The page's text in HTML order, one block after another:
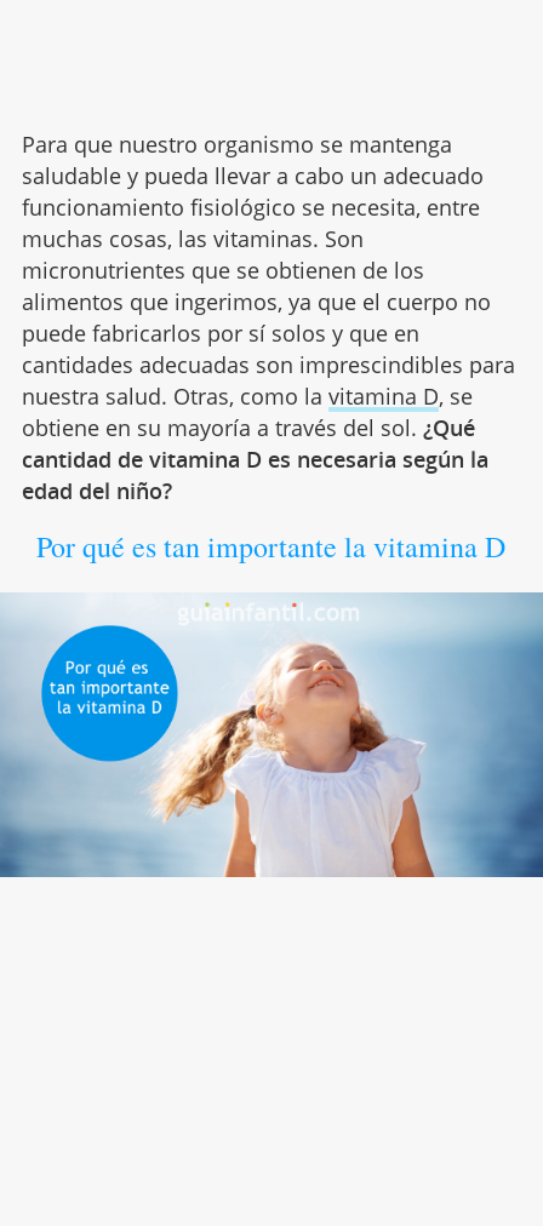
Para que nuestro organismo se mantenga
saludable y pueda llevar a cabo un adecuado
funcionamiento fisiológico se necesita, entre
muchas cosas, las vitaminas. Son
micronutrientes que se obtienen de los
alimentos que ingerimos, ya que el cuerpo no
puede fabricarlos por sí solos y que en
cantidades adecuadas son imprescindibles para
nuestra salud. Otras, como la vitamina D, se
obtiene en su mayoría a través del sol. ¿Qué
cantidad de vitamina D es necesaria según la
edad del niño?
Por qué es tan importante la vitamina D